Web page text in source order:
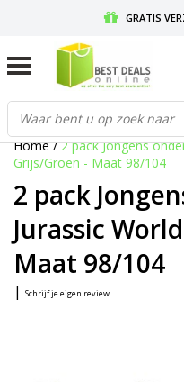
GRATIS
GRATIS
Home/2 pack Jongens
Grijs/Groen - Maat 98/104
2 pack
Jurassic
Maat 98/104
| Schrijf je eigen review